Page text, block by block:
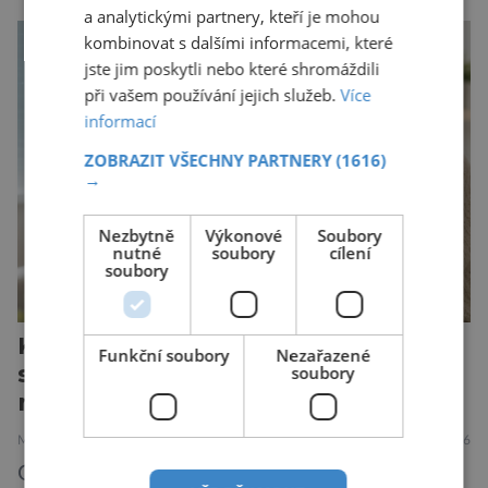
obtíže byly dlouhou dobu připisovány
nedostatku spánku a stresu při péči o
novorozence. Nyní se však ukazuje, že za tím
stojí změny v mozku vyvolané těhotenstvím!
Každý 25. z nás nosí v genech
skryté riziko. Většina o něm nikdy
neuslyší
MEDICÍNA 30.7.2026
Geny jsou zvláštní archiv. Pamatují si příběhy
a analytickými partnery, kteří je mohou
kombinovat s dalšími informacemi, které
jste jim poskytli nebo které shromáždili
při vašem používání jejich služeb.Více
informací
ZOBRAZIT VŠECHNY PARTNERY(1616)
→
Nezbytně
nutné
soubory
Výkonové
soubory
Soubory
cílení
Funkční soubory
Nezařazené
soubory